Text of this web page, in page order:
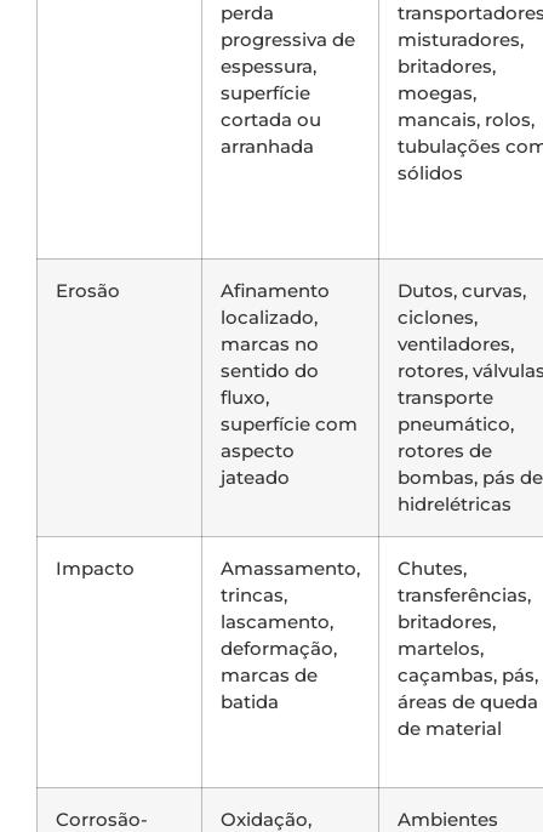
perda
progressiva de
espessura,
superfície
cortada ou
arranhada
misturadores,
britadores,
moegas,
mancais, rolos,
tubulações
sólidos
Erosão
Afinamento
localizado,
marcas no
sentido do
fluxo,
superfície com
aspecto
jateado
Dutos, curvas,
ciclones,
ventiladores,
rotores,
transporte
pneumático,
rotores de
bombas, pás de
hidrelétricas
Impacto
Amassamento,
trincas,
lascamento,
deformação,
marcas de
batida
Chutes,
transferências,
britadores,
martelos,
caçambas, pás,
áreas de queda
de material
Corrosão-
Oxidação,
Ambientes